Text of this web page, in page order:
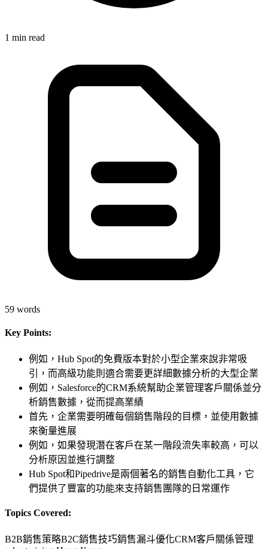
1 min read
59 words
Key Points:
例如，Hub Spot的免費版本對於小型企業來說非常吸
引，而高級功能則適合需要更詳細數據分析的大型企業
例如，Salesforce的CRM系統幫助企業管理客戶關係並分
析銷售數據，從而提高業績
首先，企業需要明確每個銷售階段的目標，並使用數據
來衡量進展
例如，如果發現潛在客戶在某一階段流失率較高，可以
分析原因並進行調整
Hub Spot和Pipedrive是兩個著名的銷售自動化工具，它
們提供了豐富的功能來支持銷售團隊的日常運作
Topics Covered:
B2B銷售策略B2C銷售技巧銷售漏斗優化CRM客戶關係管理